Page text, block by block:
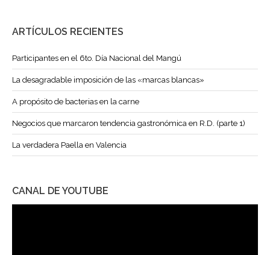
ARTÍCULOS RECIENTES
Participantes en el 6to. Día Nacional del Mangú
La desagradable imposición de las «marcas blancas»
A propósito de bacterias en la carne
Negocios que marcaron tendencia gastronómica en R.D. (parte 1)
La verdadera Paella en Valencia
CANAL DE YOUTUBE